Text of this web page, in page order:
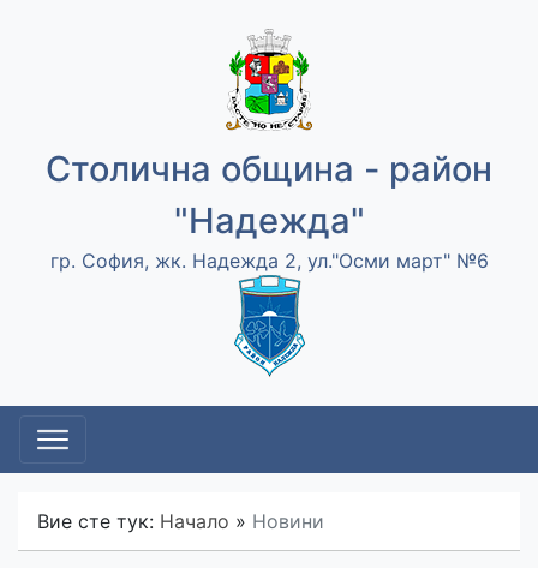
Столична община - район
"Надежда"
гр. София, жк. Надежда 2, ул."Осми март" №6
Вие сте тук: Начало » Новини